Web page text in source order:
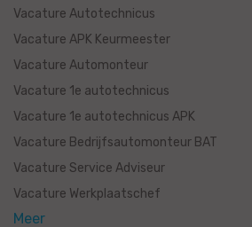
Vacature Autotechnicus
Vacature APK Keurmeester
Vacature Automonteur
Vacature 1e autotechnicus
Vacature 1e autotechnicus APK
Vacature Bedrijfsautomonteur BAT
Vacature Service Adviseur
Vacature Werkplaatschef
Meer